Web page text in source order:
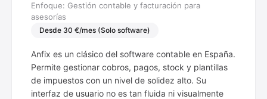
Enfoque: Gestión contable y facturación para
asesorías
Desde 30 €/mes (Solo software)
Anfix es un clásico del software contable en España.
Permite gestionar cobros, pagos, stock y plantillas
de impuestos con un nivel de solidez alto. Su
interfaz de usuario no es tan fluida ni visualmente